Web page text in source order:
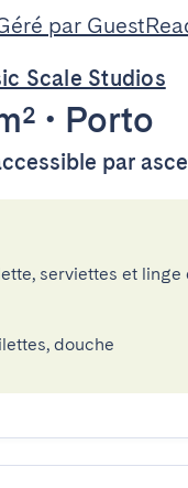
par
Scale Studios
• Porto
par
serviettes et linge
douche